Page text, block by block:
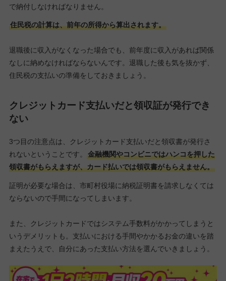
で納付しなければなりません。
住民税の計算は、前年の所得から算出されます。
退職後に収入がなくなった場合でも、前年度に収入があれば関係
なしに納めなければならないんです。退職した後も気を抜かず、
住民税の支払いの準備をしておきましょう。
クレジットカード支払いだと領収証が発行でき
ない
3つ目の注意点は、クレジットカード支払いだと領収書が発行さ
れないということです。
金融機関やコンビニではハンコを押した
領収書がもらえますが、カード払いでは領収書がもらえません。
証明が必要な場合は、市町村役場に納税証明書を請求しなくては
ならないので手間になってしまいます。
また、クレジットカードではシステム手数料がかかってしまうと
いうデメリットも。支払いにおける手間やかかるお金の違いを踏
まえたうえで、自分にあった支払い方法を選んでいきましょう。